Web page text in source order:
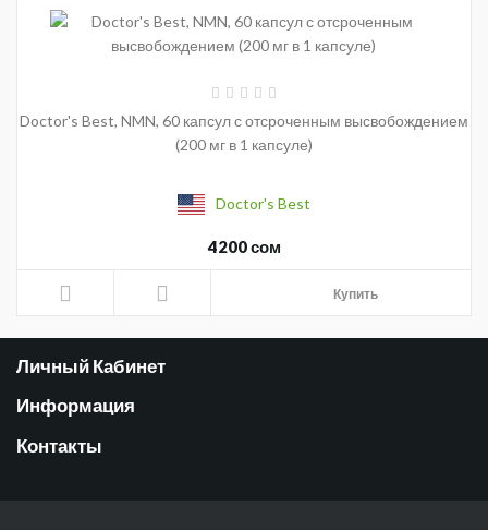
Doctor's Best, NMN, 60 капсул с отсроченным высвобождением
(200 мг в 1 капсуле)
Doctor's Best
4200 сом
Купить
Личный Кабинет
Информация
Контакты